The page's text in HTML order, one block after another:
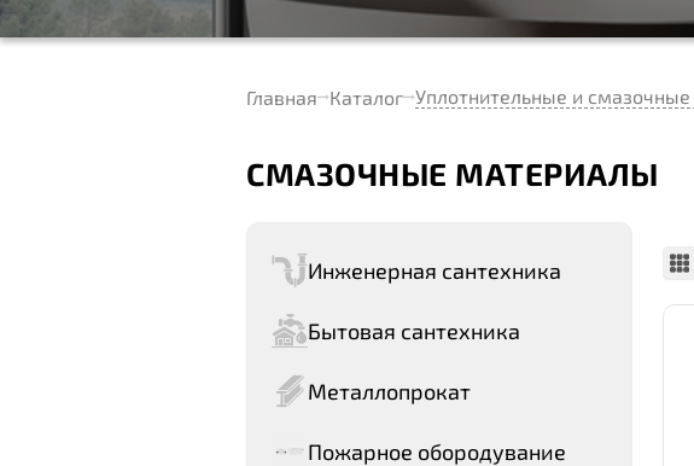
Главная Каталог Уплотнительные и
СМАЗОЧНЫЕ МАТЕРИАЛЫ
Инженерная сантехника
Бытовая сантехника
Металлопрокат
Пожарное обородувание